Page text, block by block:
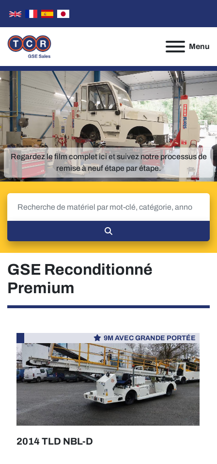
Menu
Regardez le film complet ici et suivez notre processus de
remise à neuf étape par étape.
GSE Reconditionné
Premium
9M AVEC GRANDE PORTÉE
2014 TLD NBL-D